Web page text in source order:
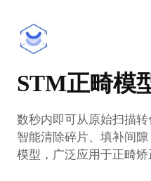
STM正畸模
数秒内即可从原始扫描转
智能清除碎片、填补间
模型，广泛应用于正畸